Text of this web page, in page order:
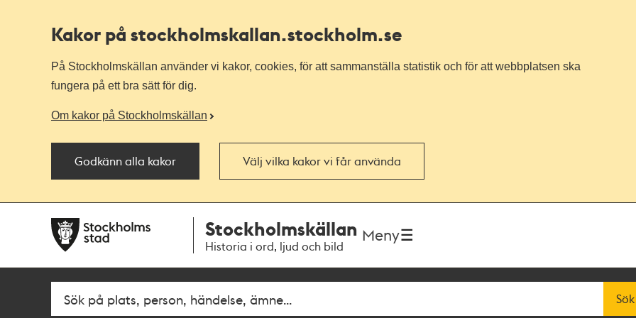
Kakor på stockholmskallan.stockholm.se
På Stockholmskällan använder vi kakor, cookies, för att sammanställa statistik och för att webbplatsen ska
fungera på ett bra sätt för dig.
Om kakor på Stockholmskällan
Godkänn alla kakor Välj vilka kakor vi får använda
navigationen
huvudinnehållet
Stockholmskällan
Historia i ord, ljud och bild
Meny
Fritextsök Sök